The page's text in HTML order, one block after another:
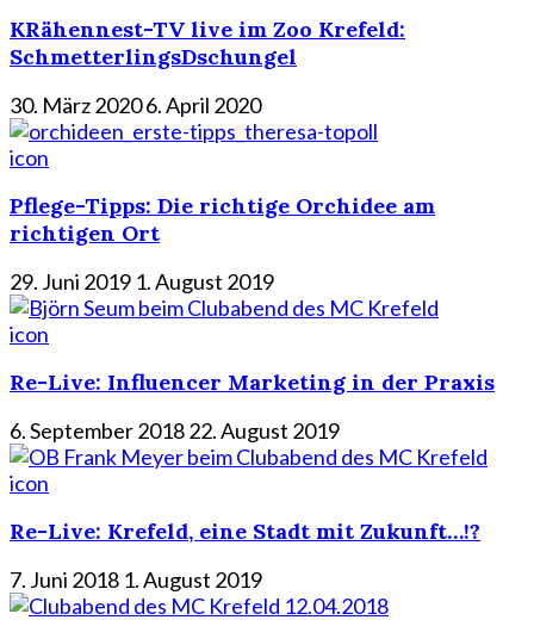
KRähennest-TV live im Zoo Krefeld:
SchmetterlingsDschungel
30. März 20206. April 2020
icon
Pflege-Tipps: Die richtige Orchidee am
richtigen Ort
29. Juni 2019 1. August 2019
icon
Re-Live: Influencer Marketing in der Praxis
6. September 201822. August 2019
icon
Re-Live: Krefeld, eine Stadt mit Zukunft…!?
7. Juni 2018 1. August 2019